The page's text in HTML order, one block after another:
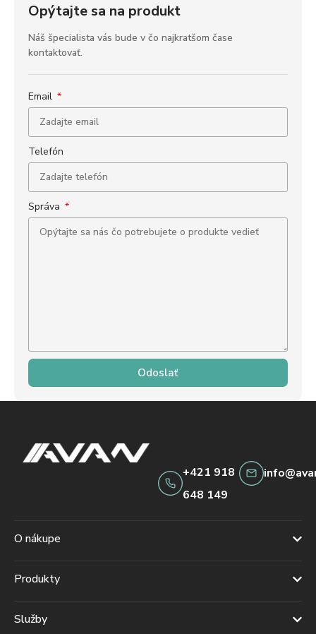
Opýtajte sa na produkt
Náš špecialista vás bude v čo najkratšom čase
kontaktovať.
Email
Telefón
Správa
Odoslať
+421 918
648 149
O nákupe
Produkty
Služby